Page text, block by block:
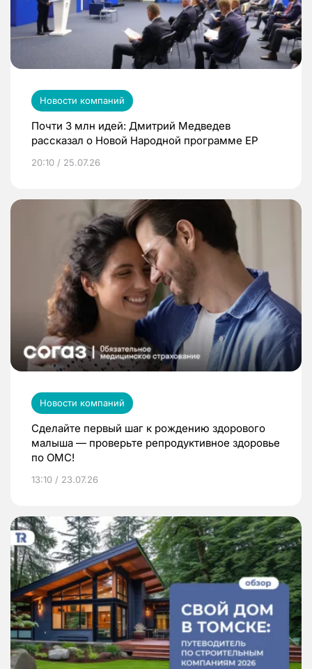
Новости компаний
Почти 3 млн идей: Дмитрий Медведев
рассказал о Новой Народной программе ЕР
20:10 / 25.07.26
Новости компаний
Сделайте первый шаг к рождению здорового
малыша — проверьте репродуктивное здоровье
по ОМС!
13:10 / 23.07.26